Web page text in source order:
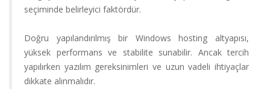
Sunucu
Hizmetleri
Diğer
Hizmetler
seçiminde belirleyici faktördür.
Doğru yapılandırılmış bir Windows hosting altyapısı,
yüksek performans ve stabilite sunabilir. Ancak tercih
yapılırken yazılım gereksinimleri ve uzun vadeli ihtiyaçlar
dikkate alınmalıdır.